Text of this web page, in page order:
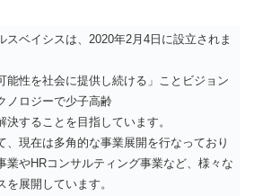
スベイシスは、2020年2月4日に設立されま
能性を社会に提供し続ける」ことビジョン
ノロジーで少子高齢
決することを目指しています。
、現在は多角的な事業展開を行なっており
業やHRコンサルティング事業など、様々な
を展開しています。